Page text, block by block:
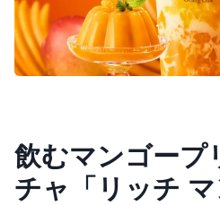
飲むマンゴープ
チャ「リッチ